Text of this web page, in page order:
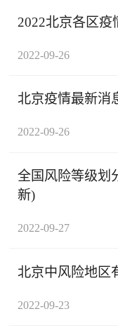
2022北京各区
2022-09-26
北京疫情最新消
2022-09-26
全国风险等级划
新)
2022-09-27
北京中风险地区
2022-09-23